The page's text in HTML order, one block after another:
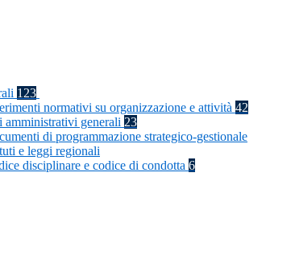
123
normativi su organizzazione e attività 42
amministrativi generali 23
di programmazione strategico-gestionale
e leggi regionali
disciplinare e codice di condotta 6